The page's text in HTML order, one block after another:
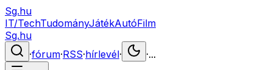
Sg.hu
IT/TechTudományJátékAutóFilm
Sg.hu
·fórum·RSS·hírlevél· ·...